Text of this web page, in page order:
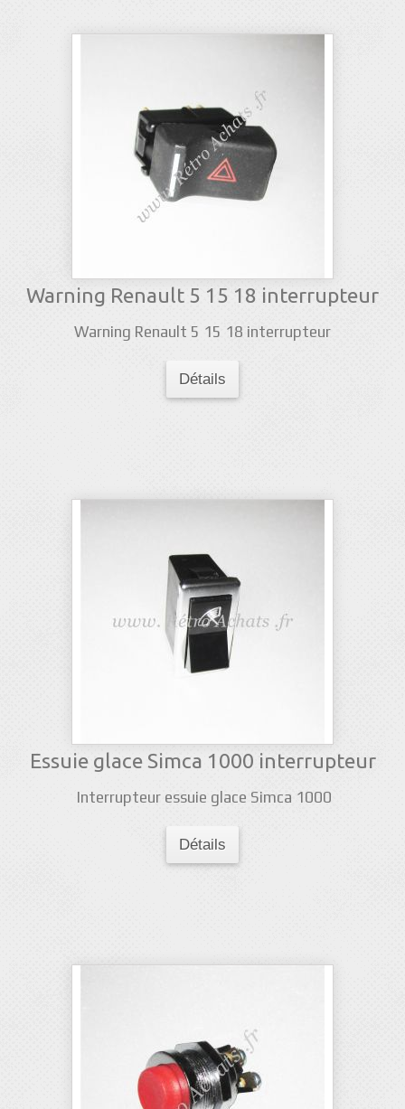
Warning Renault 5 15 18 interrupteur
Warning Renault 5 15 18 interrupteur
Détails
Essuie glace Simca 1000 interrupteur
Interrupteur essuie glace Simca 1000
Détails